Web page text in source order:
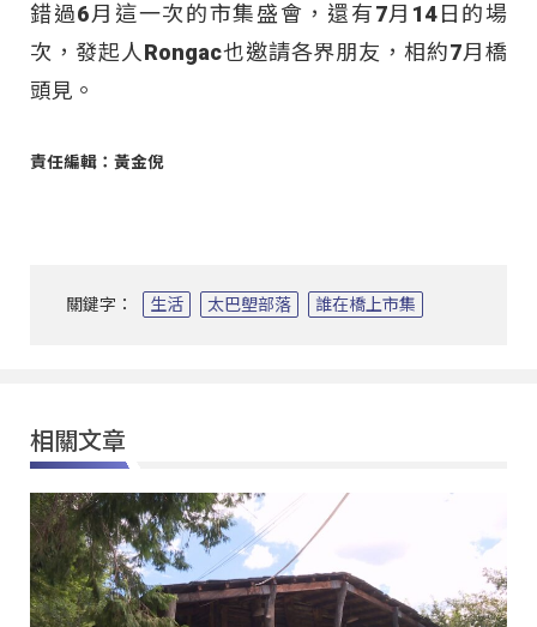
錯過6月這一次的市集盛會，還有7月14日的場
次，發起人Rongac也邀請各界朋友，相約7月橋
頭見。
責任編輯：黃金倪
關鍵字： 生活 太巴塱部落 誰在橋上市集
相關文章